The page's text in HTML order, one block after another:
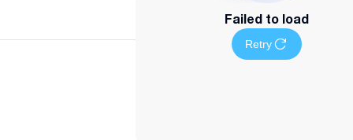
Failed to load
Retry